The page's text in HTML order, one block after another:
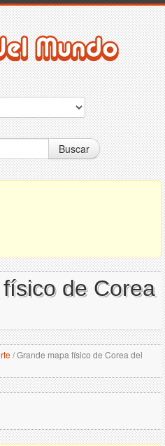
Buscar
de Corea
/Grande mapa físico de Corea del